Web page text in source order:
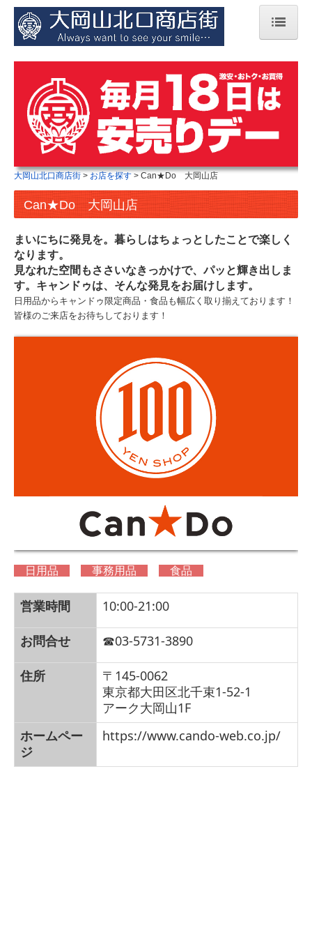
お店を探す
食べる
買う
利用する
その他
周辺観光案内
paypay
大岡山北口商店街 お店を探す Can★Do 大岡山店
Can★Do 大岡山店
まいにちに発見を。暮らしはちょっとしたことで楽しく
なります。
見なれた空間もささいなきっかけで、パッと輝き出しま
す。キャンドゥは、そんな発見をお届けします。
日用品からキャンドゥ限定商品・食品も幅広く取り揃えております！
皆様のご来店をお待ちしております！
日用品 事務用品 食品
営業時間 10:00-21:00
お問合せ ☎03-5731-3890
住所
〒145-0062
東京都大田区北千束1-52-1
アーク大岡山1F
ホームペー
ジ
https://www.cando-web.co.jp/